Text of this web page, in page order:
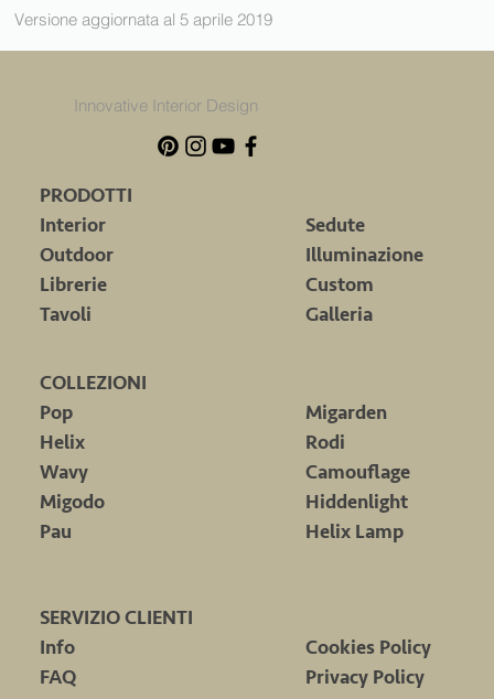
Versione aggiornata al 5 aprile 2019
Innovative Interior Design
SERVIZIO CLIENTI
Info
FAQ
COLLEZIONI
Pop
Helix
Wavy
Migodo
Pau
Camouflage
Hiddenlight
Helix Lamp
Migarden
Rodi
PRODOTTI
Interior
Outdoor
Librerie
Tavoli
Sedute
Custom
Galleria
Illuminazione
Cookies Policy
Privacy Policy